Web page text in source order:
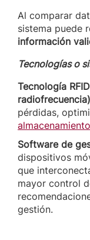
Al comparar
sistema puede
información
Tecnologías o
Tecnología
pérdidas,
Software de
dispositivos
que
mayor control
gestión.